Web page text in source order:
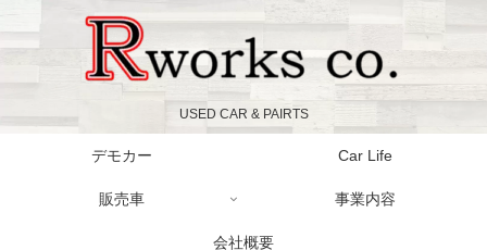
USED CAR & PAIRTS
デモカー Car Life
販売車 事業内容
会社概要